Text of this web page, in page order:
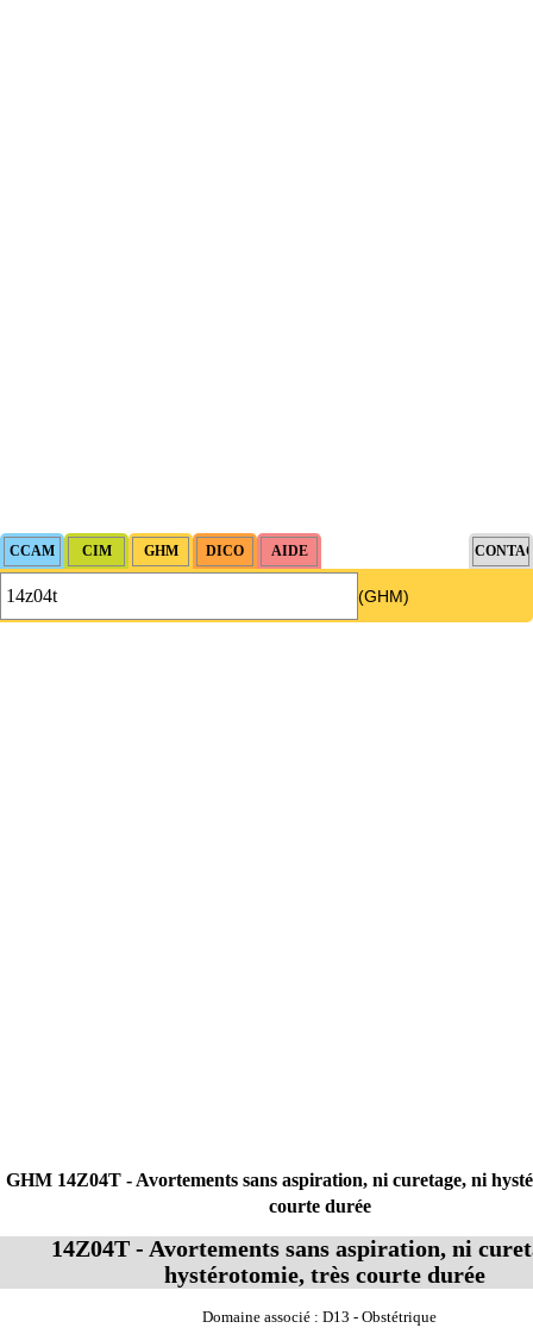
(GHM)
GHM 14Z04T - Avortements sans aspiration, ni curetage, ni
courte durée
14Z04T - Avortements sans aspiration, ni
hystérotomie, très courte durée
Domaine associé : D13 - Obstétrique